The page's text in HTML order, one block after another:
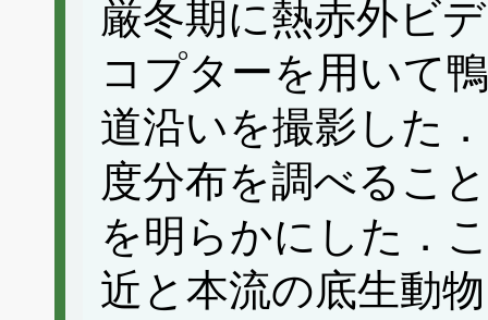
厳冬期に熱赤外ビ
コプターを用いて
道沿いを撮影した
度分布を調べるこ
を明らかにした．
近と本流の底生動